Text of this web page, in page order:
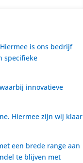
is ons bedrijf
specifieke
innovatieve
Hiermee zijn wij klaar
een brede range aan
te blijven met